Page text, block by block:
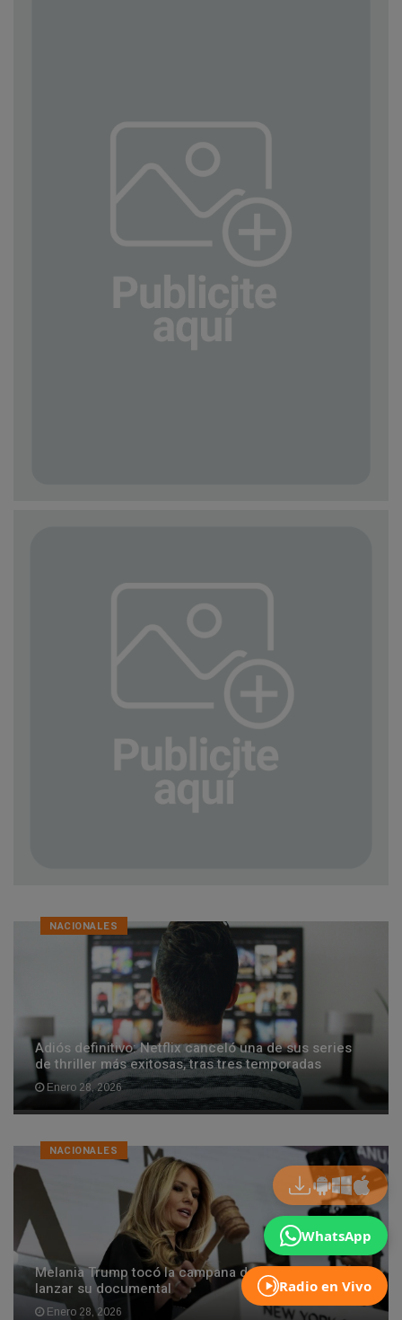
Radio en Vivo
WhatsApp
NACIONALES
Adiós definitivo: Netflix canceló una de sus series
de thriller más exitosas, tras tres temporadas
Enero 28, 2026
NACIONALES
Melania Trump tocó la campana de Wall Street para
lanzar su documental
Enero 28, 2026